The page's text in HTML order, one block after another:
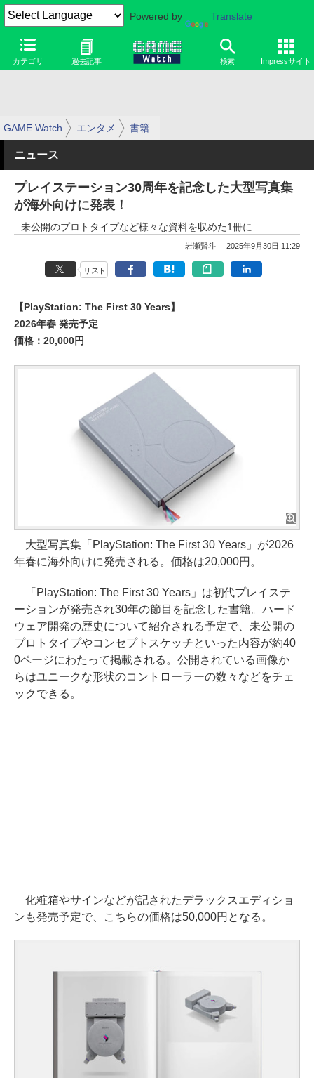
Powered by Translate
カテゴリ 過去記事 検索 Impressサイト
GAME Watch エンタメ 書籍
ニュース
プレイステーション30周年を記念した大型写真集
が海外向けに発表！
未公開のプロトタイプなど様々な資料を収めた1冊に
岩瀬賢斗 2025年9月30日 11:29
リスト
【PlayStation: The First 30 Years】
2026年春 発売予定
価格：20,000円
大型写真集「PlayStation: The First 30 Years」が2026
年春に海外向けに発売される。価格は20,000円。
「PlayStation: The First 30 Years」は初代プレイステ
ーションが発売され30年の節目を記念した書籍。ハード
ウェア開発の歴史について紹介される予定で、未公開の
プロトタイプやコンセプトスケッチといった内容が約40
0ページにわたって掲載される。公開されている画像か
らはユニークな形状のコントローラーの数々などをチェ
ックできる。
化粧箱やサインなどが記されたデラックスエディショ
ンも発売予定で、こちらの価格は50,000円となる。